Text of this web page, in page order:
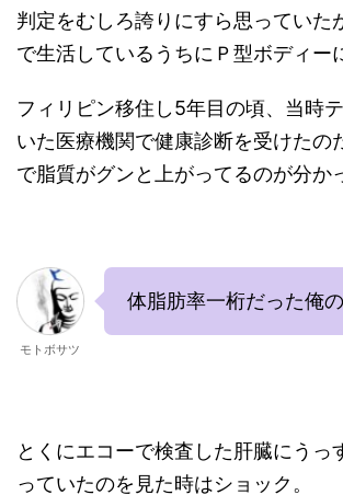
判定をむしろ誇りにすら思っていた
で生活しているうちにＰ型ボディー
フィリピン移住し5年目の頃、当時
いた医療機関で健康診断を受けたの
で脂質がグンと上がってるのが分か
モトボサツ
体脂肪率一桁だった俺の
とくにエコーで検査した肝臓にうっ
っていたのを見た時はショック。